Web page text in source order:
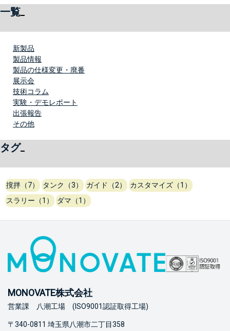
一覧
新製品
製品情報
製品の仕様変更・廃番
展示会
技術コラム
実験・デモレポート
出張報告
その他
タグ
撹拌（7） タンク（3） ガイド（2）
カスタマイズ（1）
スラリー（1）
ダマ（1）
MONOVATE株式会社
営業課 八潮工場 (ISO9001認証取得工場)
〒340-0811 埼玉県八潮市二丁目358